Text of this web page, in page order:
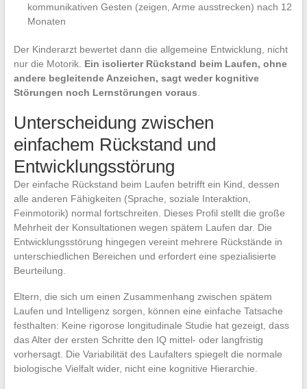
kommunikativen Gesten (zeigen, Arme ausstrecken) nach 12
Monaten
Der Kinderarzt bewertet dann die allgemeine Entwicklung, nicht
nur die Motorik. Ein isolierter Rückstand beim Laufen, ohne
andere begleitende Anzeichen, sagt weder kognitive
Störungen noch Lernstörungen voraus
Unterscheidung zwischen
einfachem Rückstand und
Entwicklungsstörung
Der einfache Rückstand beim Laufen betrifft ein Kind, dessen
alle anderen Fähigkeiten (Sprache, soziale Interaktion,
Feinmotorik) normal fortschreiten. Dieses Profil stellt die große
Mehrheit der Konsultationen wegen spätem Laufen dar. Die
Entwicklungsstörung hingegen vereint mehrere Rückstände in
unterschiedlichen Bereichen und erfordert eine spezialisierte
Beurteilung.
Eltern, die sich um einen Zusammenhang zwischen spätem
Laufen und Intelligenz sorgen, können eine einfache Tatsache
festhalten: Keine rigorose longitudinale Studie hat gezeigt, dass
das Alter der ersten Schritte den IQ mittel- oder langfristig
vorhersagt. Die Variabilität des Laufalters spiegelt die normale
biologische Vielfalt wider, nicht eine kognitive Hierarchie.